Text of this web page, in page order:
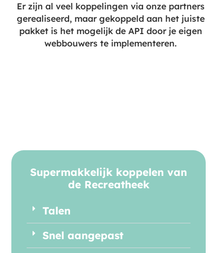
Er zijn al veel koppelingen via onze partners
gerealiseerd, maar gekoppeld aan het juiste
pakket is het mogelijk de API door je eigen
webbouwers te implementeren.
Supermakkelijk koppelen van
de Recreatheek
Talen
Snel aangepast